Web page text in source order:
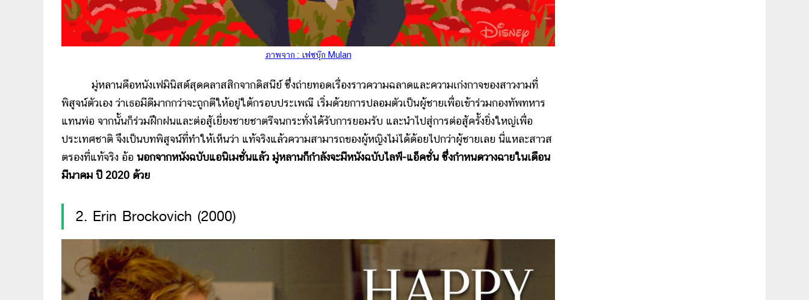
ภาพจาก : เฟซบุ๊ก Mulan
มู่หลานคือหนังเฟมินิสต์สุดคลาสสิกจากดิสนีย์ ซึ่งถ่ายทอดเรื่องราวความฉลาดและความเก่งกาจของสาวงามที่
พิสูจน์ตัวเอง ว่าเธอมีดีมากกว่าจะถูกตีให้อยู่ใต้กรอบประเพณี เริ่มด้วยการปลอมตัวเป็นผู้ชายเพื่อเข้าร่วมกองทัพทหาร
แทนพ่อ จากนั้นก็ร่วมฝึกฝนและต่อสู้เยี่ยงชายชาตรีจนกระทั่งได้รับการยอมรับ และนำไปสู่การต่อสู้ครั้งยิ่งใหญ่เพื่อ
ประเทศชาติ จึงเป็นบทพิสูจน์ที่ทำให้เห็นว่า แท้จริงแล้วความสามารถของผู้หญิงไม่ได้ด้อยไปกว่าผู้ชายเลย นี่แหละสาวส
ตรองที่แท้จริง อ้อ นอกจากหนังฉบับแอนิเมชั่นแล้ว มู่หลานก็กำลังจะมีหนังฉบับไลฟ์-แอ็คชั่น ซึ่งกำหนดวางฉายในเดือน
มีนาคม ปี 2020 ด้วย
2. Erin Brockovich (2000)